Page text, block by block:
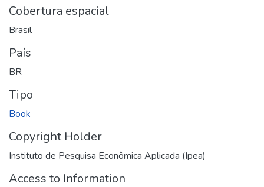
Cobertura espacial
Brasil
País
BR
Tipo
Book
Copyright Holder
Instituto de Pesquisa Econômica Aplicada (Ipea)
Access to Information